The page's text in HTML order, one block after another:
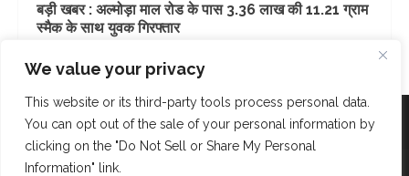
We value your privacy
This website or its third-party tools process personal data.
You can opt out of the sale of your personal information by
clicking on the "Do Not Sell or Share My Personal
Information" link.
बड़ी खबर : अल्मोड़ा माल रोड के पास 3.36 लाख की 11.21 ग्राम
स्मैक के साथ युवक गिरफ्तार
FacebookInstagram
Twitter
Copyright © AK Fast News 2023. Powered and Designed